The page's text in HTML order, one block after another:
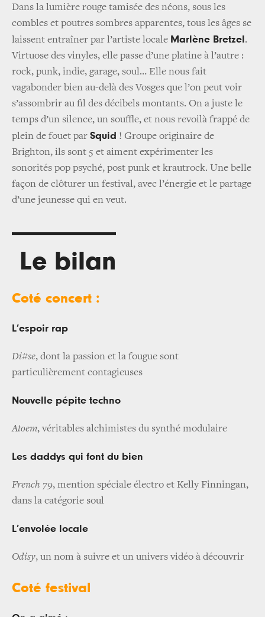
Dans la lumière rouge tamisée des néons, sous les
combles et poutres sombres apparentes, tous les âges se
laissent entraîner par l’artiste locale Marlène Bretzel .
Virtuose des vinyles, elle passe d’une platine à l’autre :
rock, punk, indie, garage, soul… Elle nous fait
vagabonder bien au-delà des Vosges que l’on peut voir
s’assombrir au fil des décibels montants. On a juste le
temps d’un silence, un souffle, et nous revoilà frappé de
plein de fouet par Squid ! Groupe originaire de
Brighton, ils sont 5 et aiment expérimenter les
sonorités pop psyché, post punk et krautrock. Une belle
façon de clôturer un festival, avec l’énergie et le partage
d’une jeunesse qui en veut.
Le bilan
Coté concert :
L’espoir rap
Di#se, dont la passion et la fougue sont
particulièrement contagieuses
Nouvelle pépite techno
Atoem, véritables alchimistes du synthé modulaire
Les daddys qui font du bien
French 79, mention spéciale électro et Kelly Finningan,
dans la catégorie soul
L’envolée locale
Odisy, un nom à suivre et un univers vidéo à découvrir
Coté festival